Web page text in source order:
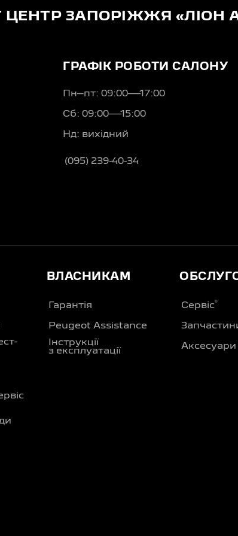
ЦЕНТР ЗАПОРІЖЖЯ «ЛІОН
ГРАФІК РОБОТИ САЛОНУ
Пн–пт: 09:00—17:00
Сб: 09:00—15:00
Нд: вихідний
(095) 239-40-34
ВЛАСНИКАМ
Гарантія
Peugeot Assistance
Інструкції
з експлуатації
Сервіс®
Аксесуари